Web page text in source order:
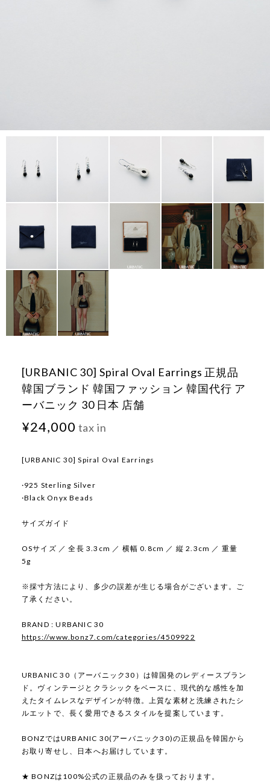
[URBANIC 30] Spiral Oval Earrings 正規品
韓国ブランド 韓国ファッション 韓国代行 ア
ーバニック 30 日本 店舗
¥24,000 tax in
[URBANIC 30] Spiral Oval Earrings
·925 Sterling Silver
·Black Onyx Beads
サイズガイド
OSサイズ ／ 全長 3.3cm ／ 横幅 0.8cm ／ 縦 2.3cm ／ 重量
5g
※採寸方法により、多少の誤差が生じる場合がございます。ご
了承ください。
BRAND : URBANIC 30
https://www.bonz7.com/categories/4509922
URBANIC 30（アーバニック30）は韓国発のレディースブラン
ド。ヴィンテージとクラシックをベースに、現代的な感性を加
えたタイムレスなデザインが特徴。上質な素材と洗練されたシ
ルエットで、長く愛用できるスタイルを提案しています。
BONZではURBANIC 30(アーバニック30)の正規品を韓国から
お取り寄せし、日本へお届けしています。
★ BONZは100%公式の正規品のみを扱っております。